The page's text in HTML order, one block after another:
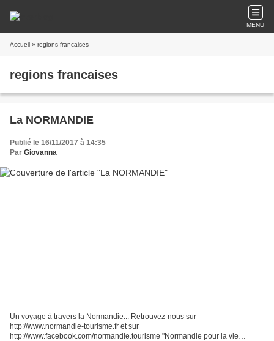
MENU
Accueil » regions francaises
regions francaises
La NORMANDIE
Publié le 16/11/2017 à 14:35
Par Giovanna
Un voyage à travers la Normandie... Retrouvez-nous sur
http://www.normandie-tourisme.fr et sur
http://www.facebook.com/normandie.tourisme "Normandie pour la vie